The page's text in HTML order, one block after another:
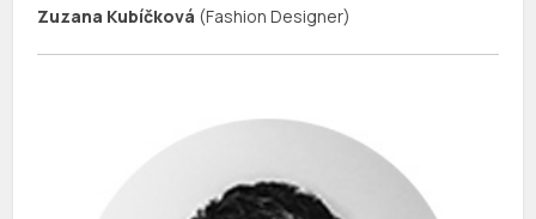
Zuzana Kubíčková (Fashion Designer)